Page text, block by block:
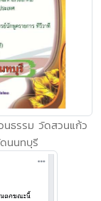
ธรรม วัดสวนแก้ว
นนทบุรี